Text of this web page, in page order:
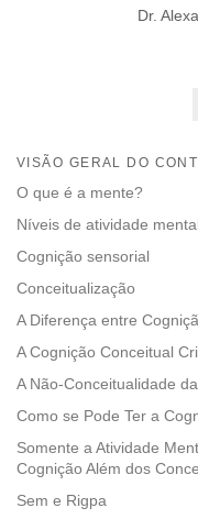
Dr.
VISÃO GERAL DO
O que é a mente?
Níveis de atividade
Cognição sensorial
Conceitualização
A Diferença entre
A Cognição Conceitual
A Não-Conceitualidade
Como se Pode Ter a
Somente a Atividade
Cognição Além dos
Sem e Rigpa